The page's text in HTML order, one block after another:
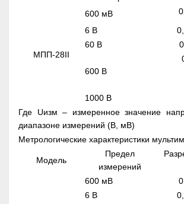
МПП-28II
600 мВ
6 В
60 В
600 В
1000 В
Где Uизм – измеренное значение
диапазоне измерений (В, мВ)
Метрологические характеристики
Модель
Предел
измерений
600 мВ
6 В